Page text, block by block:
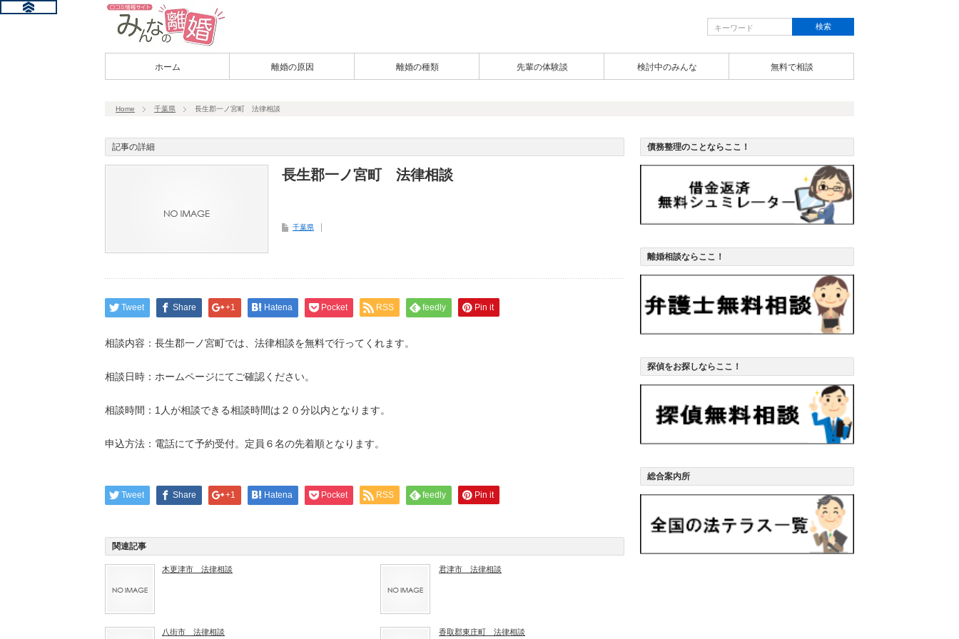
ホーム 離婚の原因 離婚の種類 先輩の体験談 検討中のみんな 無料で相談
Home 千葉県 長生郡一ノ宮町 法律相談
記事の詳細
長生郡一ノ宮町 法律相談
千葉県
Tweet Share +1 Hatena Pocket RSS feedly Pin it
相談内容：長生郡一ノ宮町では、法律相談を無料で行ってくれます。
相談日時：ホームページにてご確認ください。
相談時間：1人が相談できる相談時間は２０分以内となります。
申込方法：電話にて予約受付。定員６名の先着順となります。
Tweet Share +1 Hatena Pocket RSS feedly Pin it
関連記事
木更津市 法律相談 君津市 法律相談
八街市 法律相談 香取郡東庄町 法律相談
債務整理のことならここ！
離婚相談ならここ！
探偵をお探しならここ！
総合案内所